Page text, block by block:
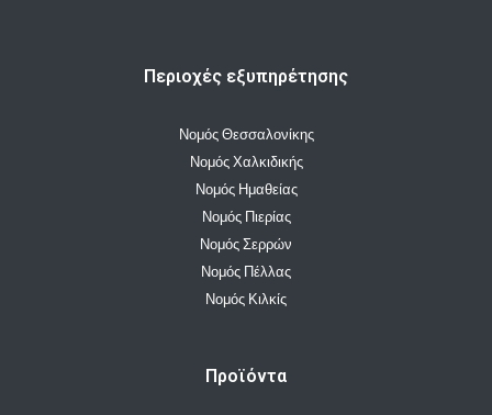
Περιοχές εξυπηρέτησης
Νομός Θεσσαλονίκης
Νομός Χαλκιδικής
Νομός Ημαθείας
Νομός Πιερίας
Νομός Σερρών
Νομός Πέλλας
Νομός Κιλκίς
Προϊόντα